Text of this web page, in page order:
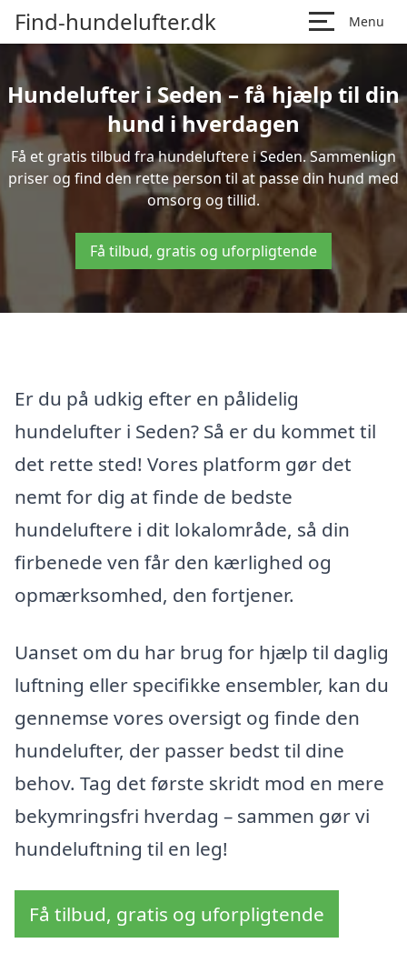
Find-hundelufter.dk Menu
Hundelufter i Seden – få hjælp til din
hund i hverdagen
Få et gratis tilbud fra hundeluftere i Seden. Sammenlign
priser og find den rette person til at passe din hund med
omsorg og tillid.
Få tilbud, gratis og uforpligtende
Er du på udkig efter en pålidelig
hundelufter i Seden? Så er du kommet til
det rette sted! Vores platform gør det
nemt for dig at finde de bedste
hundeluftere i dit lokalområde, så din
firbenede ven får den kærlighed og
opmærksomhed, den fortjener.
Uanset om du har brug for hjælp til daglig
luftning eller specifikke ensembler, kan du
gennemse vores oversigt og finde den
hundelufter, der passer bedst til dine
behov. Tag det første skridt mod en mere
bekymringsfri hverdag – sammen gør vi
hundeluftning til en leg!
Få tilbud, gratis og uforpligtende